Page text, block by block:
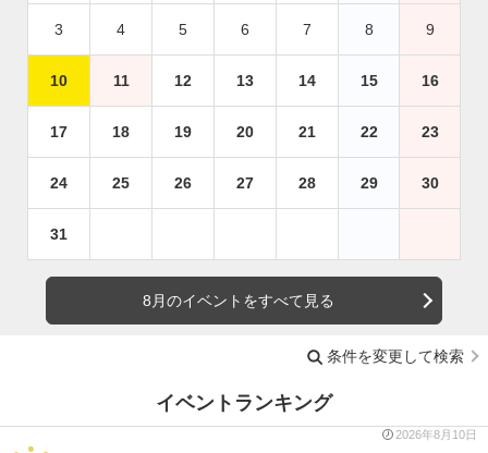
3 4 5 6 7 8 9
10 11 12 13 14 15 16
17 18 19 20 21 22 23
24 25 26 27 28 29 30
31
8月のイベントをすべて見る
条件を変更して検索
イベントランキング
2026年8月10日